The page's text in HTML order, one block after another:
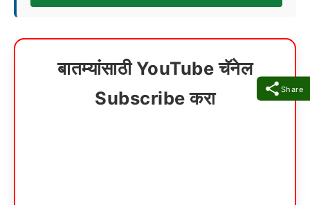
Share
बातम्यांसाठी YouTube चॅनेल
Subscribe करा